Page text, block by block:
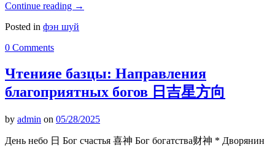
Continue reading →
Posted in фэн шуй
0 Comments
Чтенияе базцы: Направления
благоприятных богов 日吉星方向
by admin on 05/28/2025
День небо 日 Бог счастья 喜神 Бог богатства财神 * Дворянин